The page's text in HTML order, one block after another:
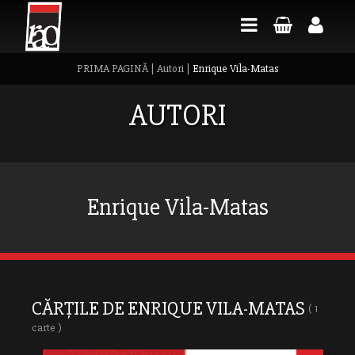
PRIMA PAGINĂ| Autori Enrique Vila-Matas
AUTORI
Enrique Vila-Matas
CĂRȚILE DE ENRIQUE VILA-MATAS ( 1
carte )